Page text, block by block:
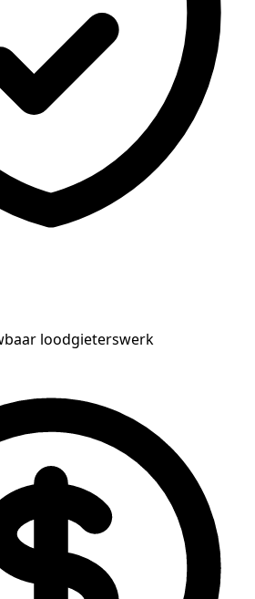
loodgieterswerk